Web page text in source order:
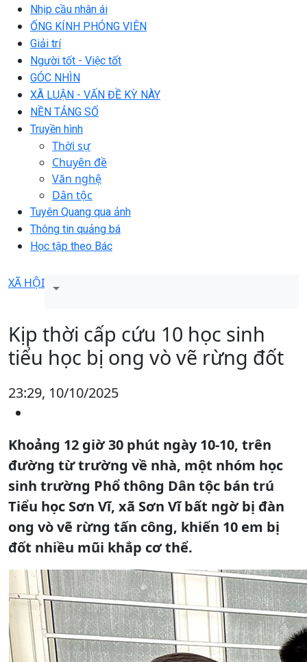
Nhịp cầu nhân ái
ỐNG KÍNH PHÓNG VIÊN
Giải trí
Người tốt - Việc tốt
GÓC NHÌN
XÃ LUẬN - VẤN ĐỀ KỲ NÀY
NỀN TẢNG SỐ
Truyền hình
Thời sự
Chuyên đề
Văn nghệ
Dân tộc
Tuyên Quang qua ảnh
Thông tin quảng bá
Học tập theo Bác
XÃ HỘI
Kịp thời cấp cứu 10 học sinh
tiểu học bị ong vò vẽ rừng đốt
23:29, 10/10/2025
Khoảng 12 giờ 30 phút ngày 10-10, trên
đường từ trường về nhà, một nhóm học
sinh trường Phổ thông Dân tộc bán trú
Tiểu học Sơn Vĩ, xã Sơn Vĩ bất ngờ bị đàn
ong vò vẽ rừng tấn công, khiến 10 em bị
đốt nhiều mũi khắp cơ thể.